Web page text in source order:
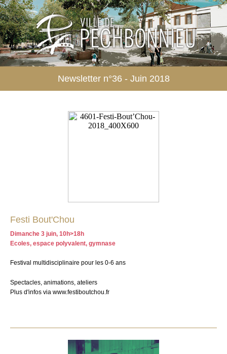
Newsletter n°36 - Juin 2018
Festi Bout'Chou
Dimanche 3 juin, 10h>18h
Ecoles, espace polyvalent, gymnase
Festival multidisciplinaire pour les 0-6 ans
Spectacles, animations, ateliers
Plus d'infos via www.festiboutchou.fr